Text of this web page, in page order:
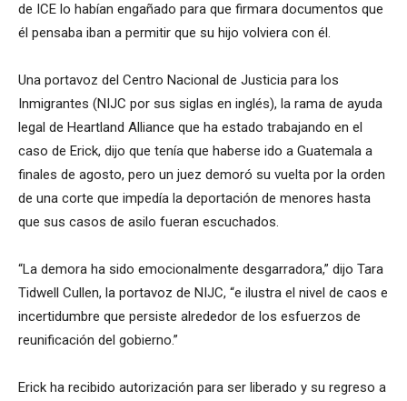
de ICE lo habían engañado para que firmara documentos que
él pensaba iban a permitir que su hijo volviera con él.
Una portavoz del Centro Nacional de Justicia para los
Inmigrantes (NIJC por sus siglas en inglés), la rama de ayuda
legal de Heartland Alliance que ha estado trabajando en el
caso de Erick, dijo que tenía que haberse ido a Guatemala a
finales de agosto, pero un juez demoró su vuelta por la orden
de una corte que impedía la deportación de menores hasta
que sus casos de asilo fueran escuchados.
“La demora ha sido emocionalmente desgarradora,” dijo Tara
Tidwell Cullen, la portavoz de NIJC, “e ilustra el nivel de caos e
incertidumbre que persiste alrededor de los esfuerzos de
reunificación del gobierno.”
Erick ha recibido autorización para ser liberado y su regreso a